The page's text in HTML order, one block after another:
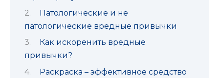
Патологические и не
патологические вредные привычки
Как искоренить вредные
привычки?
Раскраска – эффективное средство